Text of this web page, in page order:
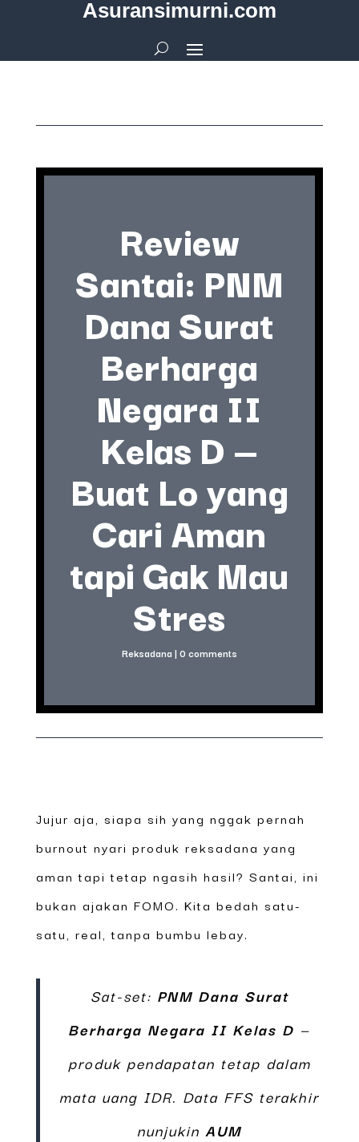
Asuransimurni.com
Review
Santai: PNM
Dana Surat
Berharga
Negara II
Kelas D —
Buat Lo yang
Cari Aman
tapi Gak Mau
Stres
Reksadana | 0 comments
Jujur aja, siapa sih yang nggak pernah
burnout nyari produk reksadana yang
aman tapi tetap ngasih hasil? Santai, ini
bukan ajakan FOMO. Kita bedah satu-
satu, real, tanpa bumbu lebay.
Sat-set: PNM Dana Surat
Berharga Negara II Kelas D —
produk pendapatan tetap dalam
mata uang IDR. Data FFS terakhir
nunjukin AUM